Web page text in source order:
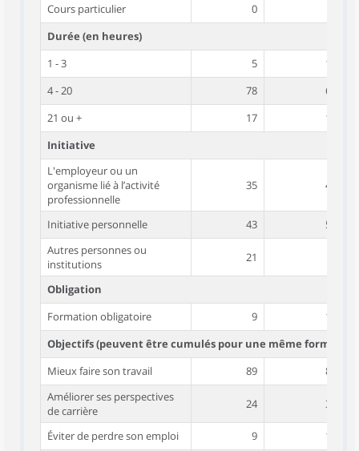
Cours particulier 0
Durée (en heures)
1 - 3
5
12
4 - 20
78
69
21 ou +
17
19
Initiative
L'employeur ou un
organisme lié à l’activité
professionnelle
35 40
Initiative personnelle 43
57
Autres personnes ou
institutions
21
Obligation
Formation obligatoire
9
15
Objectifs (peuvent être cumulés pour une même
Mieux faire son travail
89
80
Améliorer ses perspectives
de carrière
24 34
Éviter de perdre son emploi 9
10